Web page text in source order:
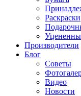
Раскраски
Производители
Блог
Советы
Видео
Новости